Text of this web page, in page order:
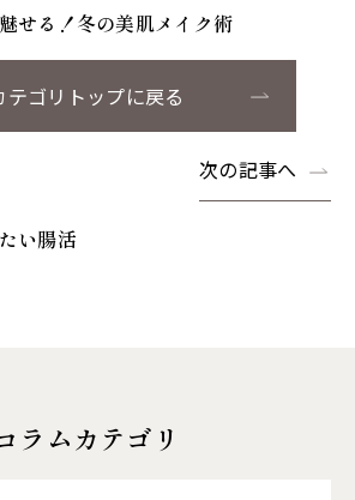
せる！冬の美肌メイク術
テゴリトップに戻る
次の記事へ
い腸活
ラムカテゴリ